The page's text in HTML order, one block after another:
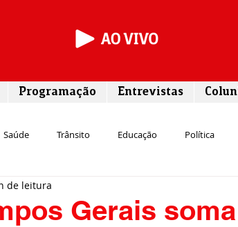
Programação Entrevistas
Saúde Trânsito Educação Política
Entrevista
Gerais
de leitura